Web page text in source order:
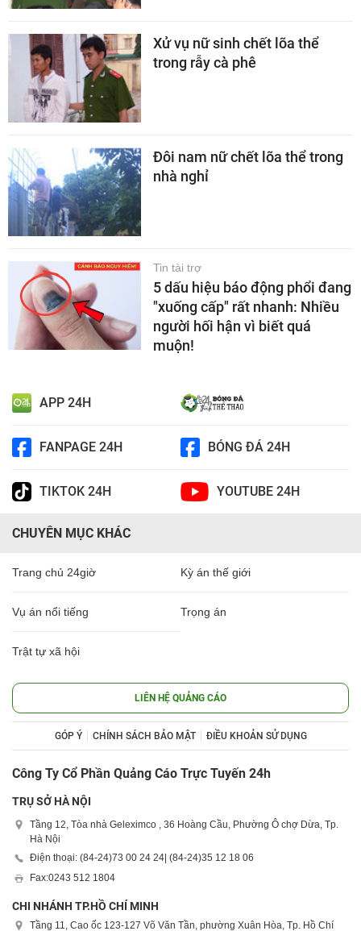
Xử vụ nữ sinh chết lõa thể
trong rẫy cà phê
Đôi nam nữ chết lõa thể trong
nhà nghỉ
Tin tài trợ
5 dấu hiệu báo động phổi đang
"xuống cấp" rất nhanh: Nhiều
người hối hận vì biết quá
muộn!
APP 24H
FANPAGE 24H BÓNG ĐÁ 24H
TIKTOK 24H YOUTUBE 24H
CHUYÊN MỤC KHÁC
Trang chủ 24giờ Kỳ án thế giới
Vụ án nổi tiếng Trọng án
Trật tự xã hội
LIÊN HỆ QUẢNG CÁO
GÓP Ý CHÍNH SÁCH BẢO MẬT ĐIỀU KHOẢN SỬ DỤNG
Công Ty Cổ Phần Quảng Cáo Trực Tuyến 24h
TRỤ SỞ HÀ NỘI
Tầng 12, Tòa nhà Geleximco , 36 Hoàng Cầu, Phường Ô chợ Dừa, Tp.
Hà Nội
Điện thoại: (84-24)73 00 24 24 | (84-24)35 12 18 06
Fax:0243 512 1804
CHI NHÁNH TP.HỒ CHÍ MINH
Tầng 11, Cao ốc 123-127 Võ Văn Tần, phường Xuân Hòa, Tp. Hồ Chí